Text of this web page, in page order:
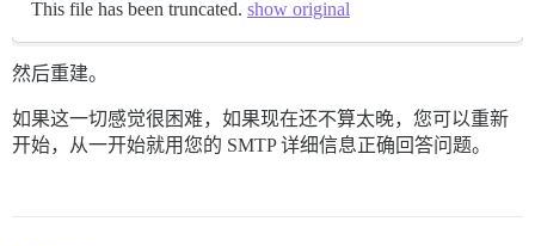
This file has been truncated. show original
然后重建。
如果这一切感觉很困难，如果现在还不算太晚，您可以重新
开始，从一开始就用您的 SMTP 详细信息正确回答问题。